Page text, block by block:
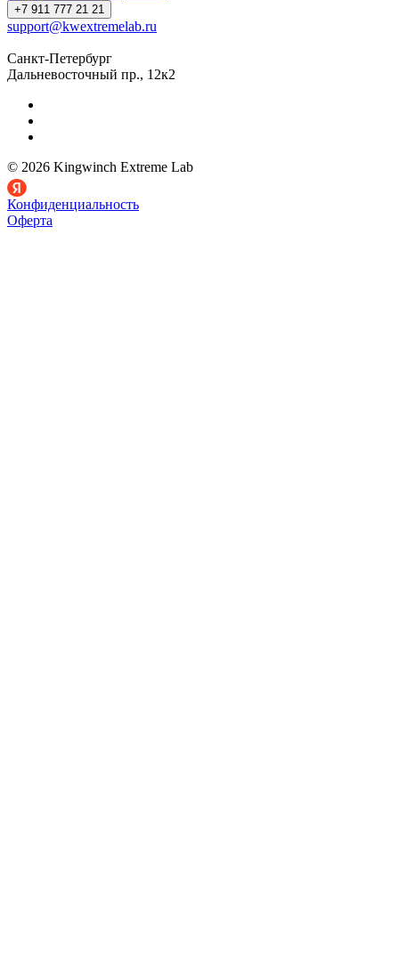
+7 911 777 21 21
support@kwextremelab.ru
Санкт-Петербург
Дальневосточный пр., 12к2
© 2026 Kingwinch Extreme Lab
Конфиденциальность
Оферта